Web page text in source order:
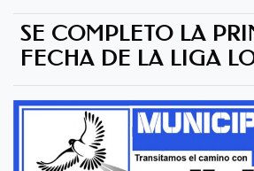
SE COMPLETO LA
FECHA DE LA LIGA